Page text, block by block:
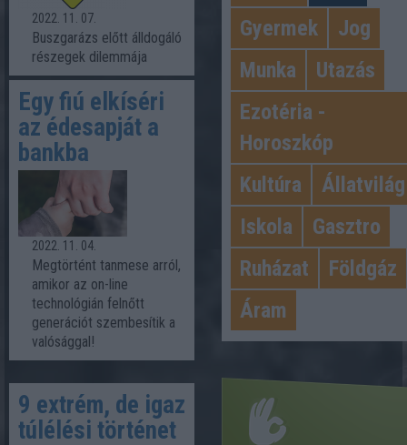
2022. 11. 07.
Buszgarázs előtt álldogáló
részegek dilemmája
Egy fiú elkíséri
az édesapját a
bankba
2022. 11. 04.
Megtörtént tanmese arról,
amikor az on-line
technológián felnőtt
generációt szembesítik a
valósággal!
9 extrém, de igaz
túlélési történet
Gyermek
Jog
Munka
Utazás
Ezotéria -
Horoszkóp
Kultúra
Állatvilág
Iskola
Gasztro
Ruházat
Földgáz
Áram